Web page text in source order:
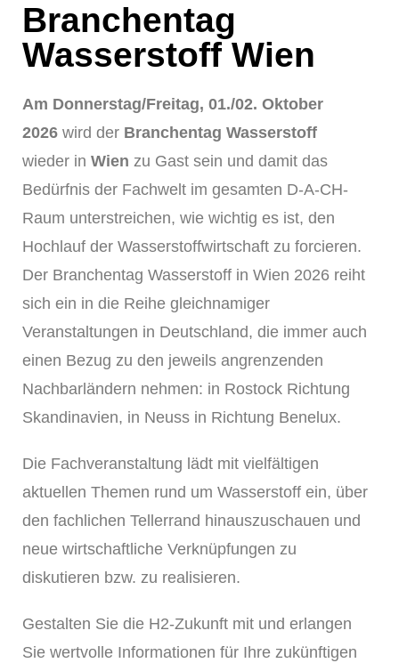
Branchentag
Wasserstoff Wien
Am Donnerstag/Freitag, 01./02. Oktober
2026 wird der Branchentag Wasserstoff
wieder in Wien zu Gast sein und damit das
Bedürfnis der Fachwelt im gesamten D-A-CH-
Raum unterstreichen, wie wichtig es ist, den
Hochlauf der Wasserstoffwirtschaft zu forcieren.
Der Branchentag Wasserstoff in Wien 2026 reiht
sich ein in die Reihe gleichnamiger
Veranstaltungen in Deutschland, die immer auch
einen Bezug zu den jeweils angrenzenden
Nachbarländern nehmen: in Rostock Richtung
Skandinavien, in Neuss in Richtung Benelux.
Die Fachveranstaltung lädt mit vielfältigen
aktuellen Themen rund um Wasserstoff ein, über
den fachlichen Tellerrand hinauszuschauen und
neue wirtschaftliche Verknüpfungen zu
diskutieren bzw. zu realisieren.
Gestalten Sie die H2-Zukunft mit und erlangen
Sie wertvolle Informationen für Ihre zukünftigen